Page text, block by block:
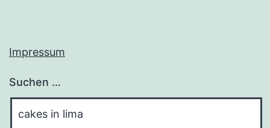
Impressum
Suchen …